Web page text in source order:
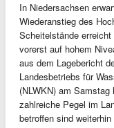
In Niedersachsen
Wiederanstieg des
Scheitelstände
vorerst auf hohem
aus dem Lagebericht
Landesbetriebs für
(NLWKN) am
zahlreiche Pegel im
betroffen sind